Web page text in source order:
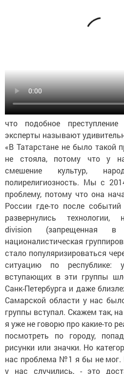
что подобное
эксперты называют
«В Татарстане не было такой
не стояла, потому что у
смешение культур,
полирелигиозность. Мы с
проблему, потому что она
России где-то после
развернулись технологии,
division (запрещенная в
националистическая
стало популяризироваться
ситуацию по республике:
вступающих в эти группы
Санк-Петербурга и даже
Самарской области у нас
группы вступал. Скажем так,
я уже не говорю про какие-то
посмотреть по городу,
рисунки или значки. Но
нас проблема №1 я бы не мог.
у нас случились, - это